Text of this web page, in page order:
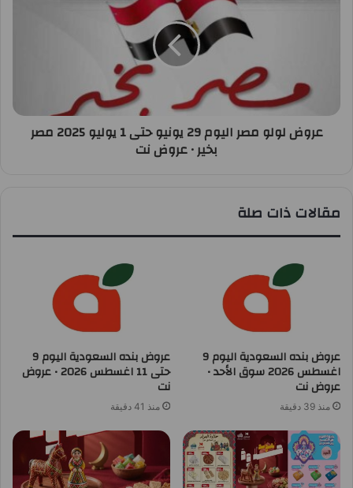
عروض لولو مصر اليوم 29 يونيو حتى 1 يوليو 2025 مصر
بخير • عروض نت
مقالات ذات صلة
عروض بنده السعودية اليوم 9
اغسطس 2026 سوق الأحد •
عروض نت
منذ 39 دقيقة
عروض بنده السعودية اليوم 9
حتى 11 اغسطس 2026 • عروض
نت
منذ 41 دقيقة